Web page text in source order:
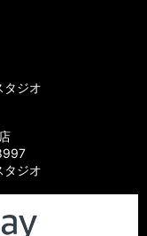
タジオ
タジオ